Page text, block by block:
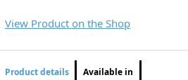
View Product on the Shop
Product details Available in